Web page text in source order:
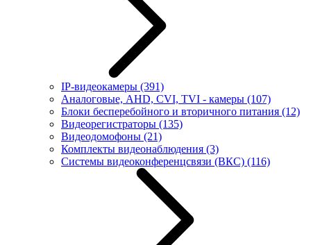
IP-видеокамеры (391)
Аналоговые, AHD, CVI, TVI - камеры (107)
Блоки бесперебойного и вторичного питания (12)
Видеорегистраторы (135)
Видеодомофоны (21)
Комплекты видеонаблюдения (3)
Системы видеоконференцсвязи (ВКС) (116)